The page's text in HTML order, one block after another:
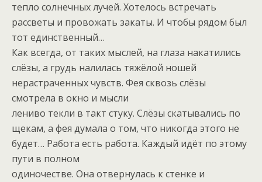
тепло солнечных лучей. Хотелось встречать
рассветы и провожать закаты. И чтобы рядом был
тот единственный…
Как всегда, от таких мыслей, на глаза накатились
слёзы, а грудь налилась тяжёлой ношей
нерастраченных чувств. Фея сквозь слёзы
смотрела в окно и мысли
лениво текли в такт стуку. Слёзы скатывались по
щекам, а фея думала о том, что никогда этого не
будет… Работа есть работа. Каждый идёт по этому
пути в полном
одиночестве. Она отвернулась к стенке и